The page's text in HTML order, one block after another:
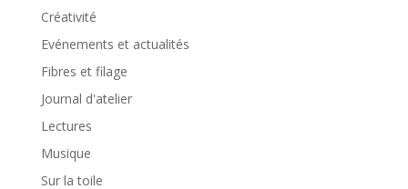
Créativité
Evénements et actualités
Fibres et filage
Journal d'atelier
Lectures
Musique
Sur la toile